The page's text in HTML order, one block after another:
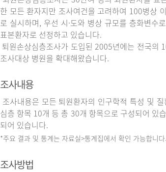
한 모든 환자지만 조사여건을 고려하여 100병상
로 실시하며, 우선 시·도와 병상 규모를 층화변수
표본환자로 선정하고 있습니다.
퇴원손상심층조사가 도입된 2005년에는 전국의
조사대상 병원을 확대해왔습니다.
조사내용
조사내용은 모든 퇴원환자의 인구학적 특성 및
심층 항목 10개 등 총 30개 항목으로 구성되어 있
되어 있습니다.
*주요 결과 및 통계는 자료실>통계집에서 확인 가능합니다.
조사방법